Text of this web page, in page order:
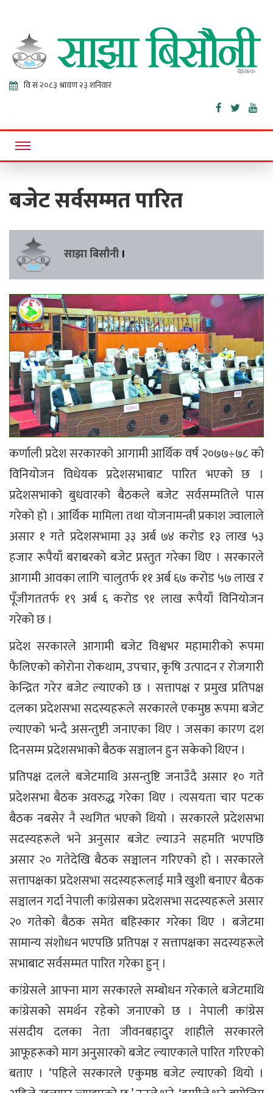
Sajha
Bisaunee
Online News Portal
बजेट सर्वसम्मत पारित
साझा बिसौनी ।
कर्णाली प्रदेश सरकारको आगामी आर्थिक वर्ष २०७७÷७८ को
विनियोजन विधेयक प्रदेशसभाबाट पारित भएको छ ।
प्रदेशसभाको बुधवारको बैठकले बजेट सर्वसम्मतिले पास
गरेको हो । आर्थिक मामिला तथा योजनामन्त्री प्रकाश ज्वालाले
असार १ गते प्रदेशसभामा ३३ अर्ब ७४ करोड १३ लाख ५३
हजार रूपैयाँ बराबरको बजेट प्रस्तुत गरेका थिए । सरकारले
आगामी आवका लागि चालुतर्फ ११ अर्ब ६७ करोड ५७ लाख र
पूँजीगततर्फ १९ अर्ब ६ करोड ९१ लाख रूपैयाँ विनियोजन
गरेको छ ।
प्रदेश सरकारले आगामी बजेट विश्वभर महामारीको रूपमा
फैलिएको कोरोना रोकथाम, उपचार, कृषि उत्पादन र रोजगारी
केन्द्रित गरेर बजेट ल्याएको छ । सत्तापक्ष र प्रमुख प्रतिपक्ष
दलका प्रदेशसभा सदस्यहरूले सरकारले एकमुष्ठ रूपमा बजेट
ल्याएको भन्दै असन्तुष्टी जनाएका थिए । जसका कारण दश
दिनसम्म प्रदेशसभाको बैठक सञ्चालन हुन सकेको थिएन ।
प्रतिपक्ष दलले बजेटमाथि असन्तुष्टि जनाउँदै असार १० गते
प्रदेशसभा बैठक अवरुद्ध गरेका थिए । त्यसयता चार पटक
बैठक नबसेर नै स्थगित भएको थियो । सरकारले प्रदेशसभा
सदस्यहरूले भने अनुसार बजेट ल्याउने सहमति भएपछि
असार २० गतेदेखि बैठक सञ्चालन गरिएको हो । सरकारले
सत्तापक्षका प्रदेशसभा सदस्यहरूलाई मात्रै खुशी बनाएर बैठक
सञ्चालन गर्दा नेपाली कांग्रेसका प्रदेशसभा सदस्यहरूले असार
२० गतेको बैठक समेत बहिस्कार गरेका थिए । बजेटमा
सामान्य संशोधन भएपछि प्रतिपक्ष र सत्तापक्षका सदस्यहरूले
सभाबाट सर्वसम्मत पारित गरेका हुन् ।
कांग्रेसले आफ्ना माग सरकारले सम्बोधन गरेकाले बजेटमाथि
कांग्रेसको समर्थन रहेको जनाएको छ । नेपाली कांग्रेस
संसदीय दलका नेता जीवनबहादुर शाहीले सरकारले
आफूहरूको माग अनुसारको बजेट ल्याएकाले पारित गरिएको
बताए । ‘पहिले सरकारले एकुमष्ठ बजेट ल्याएको थियो ।